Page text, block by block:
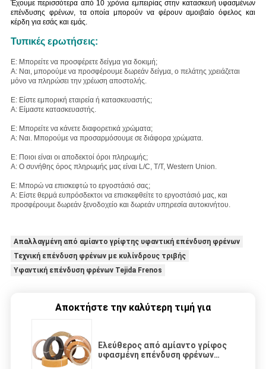
Έχουμε περισσότερα από 10 χρόνια εμπειρίας στην κατασκευή υφασμένων
επένδυσης φρένων, τα οποία μπορούν να φέρουν αμοιβαίο όφελος και
κέρδη για εσάς και εμάς.
Τυπικές ερωτήσεις:
Ε: Μπορείτε να προσφέρετε δείγμα για δοκιμή;
Α: Ναι, μπορούμε να προσφέρουμε δωρεάν δείγμα, ο πελάτης χρειάζεται
μόνο να πληρώσει την χρέωση αποστολής.
Ε: Είστε εμπορική εταιρεία ή κατασκευαστής;
Α: Είμαστε κατασκευαστής.
Ε: Μπορείτε να κάνετε διαφορετικά χρώματα;
Α: Ναι. Μπορούμε να προσαρμόσουμε σε διάφορα χρώματα.
Ε: Ποιοι είναι οι αποδεκτοί όροι πληρωμής;
Α: Ο συνήθης όρος πληρωμής μας είναι L/C, T/T, Western Union.
Ε: Μπορώ να επισκεφτώ το εργοστάσιό σας;
Α: Είστε θερμά ευπρόσδεκτοι να επισκεφθείτε το εργοστάσιό μας, και
προσφέρουμε δωρεάν ξενοδοχείο και δωρεάν υπηρεσία αυτοκινήτου.
Απαλλαγμένη από αμίαντο γρίφτης υφαντική επένδυση φρένων
Τεχνική επένδυση φρένων με κυλίνδρους τριβής
Υφαντική επένδυση φρένων Tejida Frenos
Αποκτήστε την καλύτερη τιμή για
Ελεύθερος από αμίαντο γρίφος
υφασμένη επένδυση φρένων